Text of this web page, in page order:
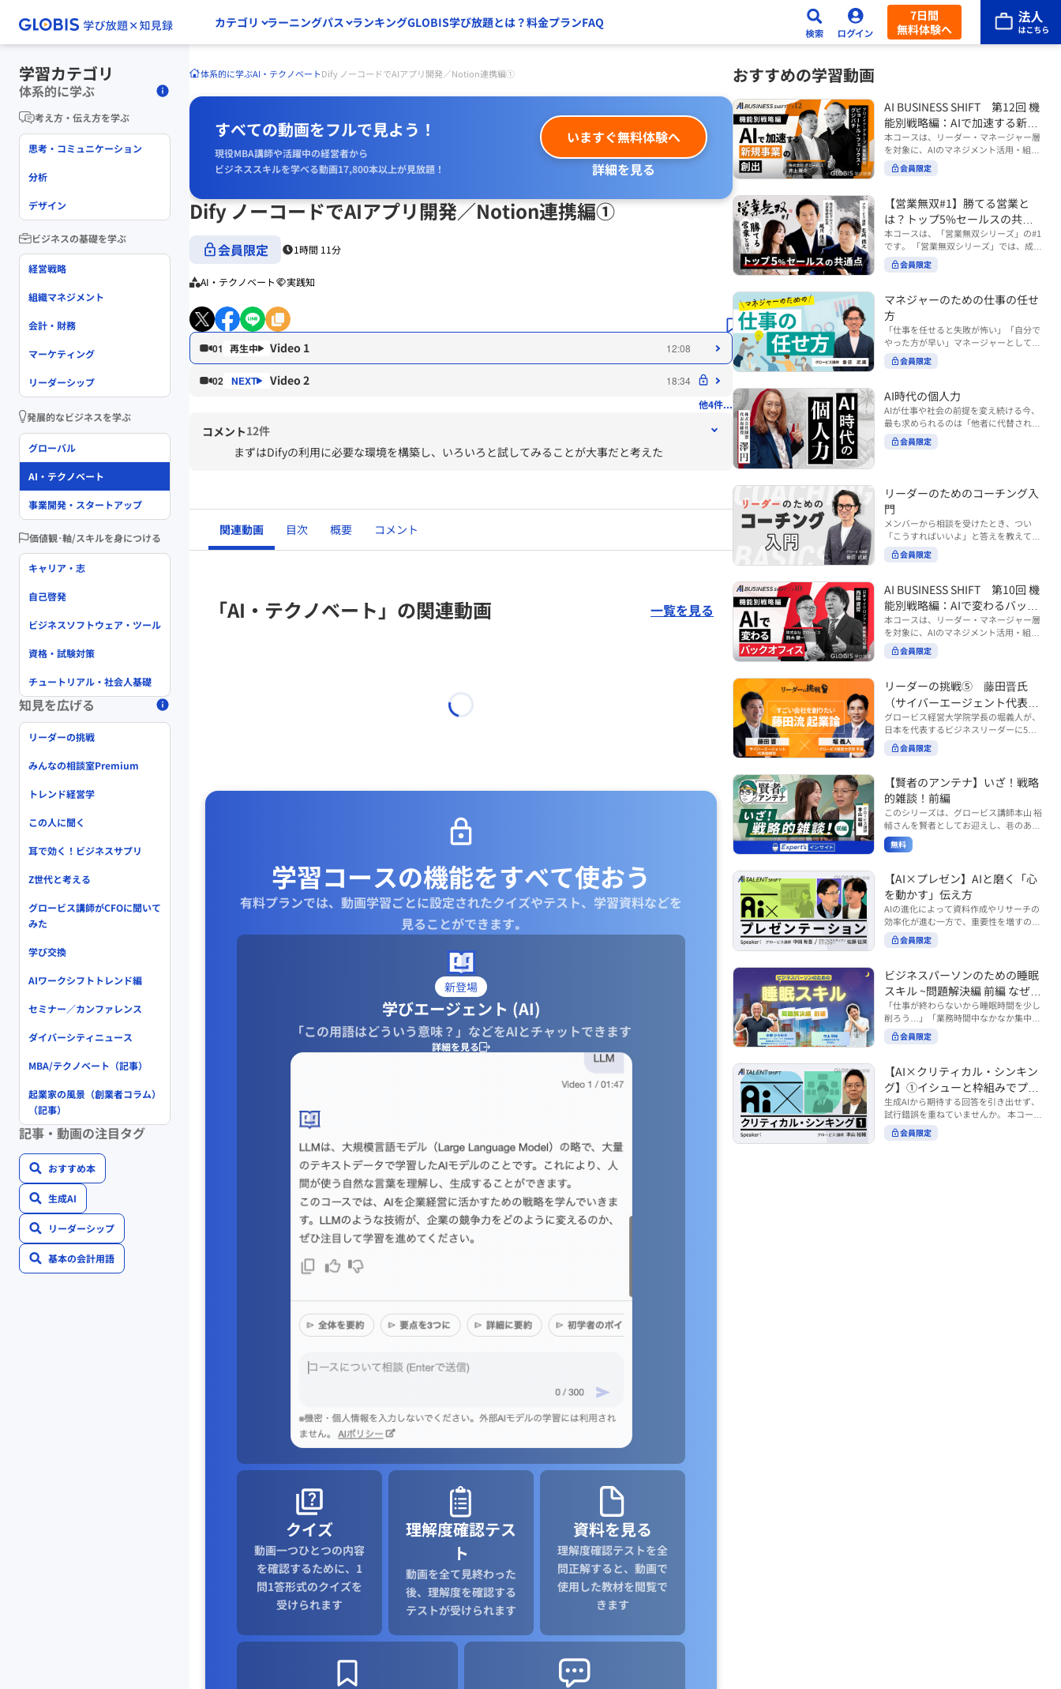
カテゴリ ラーニングパス ランキングGLOBIS学び放題とは？料金プランFAQ
7日間
無料体験へ
体系的に学ぶAI・テクノベートDify ノーコードでAIアプリ開発／Notion連携編①
すべての動画をフルで見よう！
現役MBA講師や活躍中の経営者から
ビジネススキルを学べる動画17,800本以上が見放題！
いますぐ無料体験へ
詳細を見る
Dify ノーコードでAIアプリ開発／Notion連携編①
会員限定 1時間 11分
AI・テクノベート 実践知
01 Video 1 12:08
02 Video 2
18:34
他4件...
コメント12件
まずはDifyの利用に必要な環境を構築し、いろいろと試してみることが大事だと考えた
関連動画 目次 概要 コメント
「AI・テクノベート」の関連動画 一覧を見る
学習コースの機能をすべて使おう
有料プランでは、動画学習ごとに設定されたクイズやテスト、学習資料などを
見ることができます｡
新登場
学びエージェント (AI)
「この用語はどういう意味？」などをAIとチャットできます
詳細を見る
クイズ
動画一つひとつの内容
を確認するために、1
問1答形式のクイズを
受けられます
理解度確認テス
ト
動画を全て見終わった
後、理解度を確認する
テストが受けられます
資料を見る
理解度確認テストを全
問正解すると、動画で
使用した教材を閲覧で
きます
おすすめの学習動画
AI BUSINESS SHIFT 第12回 機
能別戦略編：AIで加速する新規
事業の創出
本コースは、リーダー・マネージャー層
を対象に、AIのマネジメント活用・組織
活用を体系的に学ぶ 『AI BUSINESS SHI
FTシリーズ（全12回）』の第12回で
る新規事業の創出」では、新規事業やス
タートアップを取り巻く環境がどのよう
に変化しているのかを俯瞰し、新たな価
値創造と非連続な成長を生み出すため
に、AI時代における事業機会の捉え方
や、成功確率を高めるための考え方につ
携わるリーダー・マネージャーの方 ・AI
を活用して事業創出のスピードや成功確
率を高めたい方 ・AI時代における新規事
業リーダーの役割やマインドセットを学
びたい方 ■AIシフトシリーズとは？ 『AI
BUSINESS SHIFTシリーズ』は以下の3
す。（順次公開） https://unlimited.glo
bis.co.jp/ja/tags/AI%E3%83%93%E3%8
2%B8%E3%83%8D%E3%82%B9%E3%
82%B7%E3%83%95%E3%83%88 ・基
礎編（第1回〜3回）：リーダーやマネー
のリーダーシップや組織変革を中心に学
ぶコース ・機能別戦略編（第8回〜12
回）：AI時代における機能別での戦略の
あり方を中心に学ぶコース より実践的な
AIツールの活用法について学びたい方は
『AI WORK SHIFTシリーズ』をご視聴く
3%BC%E3%82%AF%E3%82%B7%E3%
83%95%E3%83%88 ※本コースは、AIの
マネジメント活用を学ぶ「AIビジネスシ
フト」シリーズの一環として提供してい
ます。 ※本動画は、制作時点の情報に基
づき作成したものです（2026年03月制
会員限定
【営業無双#1】勝てる営業と
は？トップ5%セールスの共通
点
本コースは、「営業無双シリーズ」の#1
です。 「営業無双シリーズ」では、成約
率アップに向けて、お客様に選ばれ続け
る無双の営業になるための実践的な考え
（#2以降は順次公開） 本コースでは、
「勝てる営業とは？トップ5%セールス
の共通点」をテーマに BtoBでお客様に
選ばれる営業の役割 トップ5％のセール
スに共通する行動や考え方 成果につなが
る実践的なポイント などを解説します。
◾️こんな方におすすめ 提案しても顧客に
が多い方 顧客の本当の課題や決裁者の判
断基準をつかみきれず、案件が前に進ま
ない方 再現性のある営業テクニックを身
につけたい方 ※本動画は、制作時点の情
報に基づき作成したものです（2026年7
会員限定
マネジャーのための仕事の任せ
方
「仕事を任せると失敗が怖い」「自分で
やった方が早い」マネージャーとしてメ
ンバーやチームの力を引き出しながら成
果を上げるには、どのように仕事を任せ
い時代において、マネージャーとして成
果を上げ続けるためには、メンバーの個
性や特性を理解し、それに合わせた効果
的な任せ方を身につけることが重要で
す。このコースでは、ソーシャルスタイ
し、自身のリーダーシップを発揮できる
ようになっていきます。 ※本動画は、制
作時点の情報に基づき作成したものです
（2024年12月制作）
会員限定
AI時代の個人力
AIが仕事や社会の前提を変え続ける今、
最も求められるのは「他者に代替されな
い個としての力」“個人力”です。 本コー
スでは、澤円氏の著書『個人力』をもと
ーマは、「Being（ありたい自分）」を
中心に据え、自ら考え（Think）、変化
し（Transform）、協働する（Collabor
ate）ことで、自分らしい価値を発揮し
ていくこと。 リスキリングやAI活用が叫
ばれる今こそ、スキルより先に“自分の
軸”を問うことが重要です。 あなたは何
か？ このコースは、あなたが“ありたい
自分”として生き、キャリアをデザイン
していくための思考と行動のガイドにな
ります。 ※本動画は、制作時点の情報に
基づき作成したものです（2025年11月
制作）
会員限定
リーダーのためのコーチング入
門
メンバーから相談を受けたとき、つい
「こうすればいいよ」と答えを教えてし
まう。 あるいは、「自分で考えてほし
い」と思うあまり、すべて任せきりにし
つつ、自律的に仕事を進めてもらうため
にはどうすればよいのか。 こうした悩み
に直面するリーダー・マネージャーの方
は多いのではないでしょうか。 変化が激
しく、正解のない現代においては、指示
や助言にとどまらず、メンバーの思考を
引き出し、自律的な行動を促す「コーチ
す。 本コースでは、基礎的なコーチング
の考え方を押さえたうえで、実際の職場
で起こりがちな事例をもとに、相手の思
考と行動を引き出す関わり方を学びま
す。 また、代表的なコーチングのフレー
ムワークである「GROWモデル」を取り
の主体性を引き出していくのかを、わか
りやすく解説します。 メンバーとの対話
を、成長を促す機会へと変えていく。そ
の第一歩としておすすめのコースです。
コース内で紹介している「傾聴力」を深
めたい方は、こちらも合わせてご覧くだ
さい。 ・傾聴力 ~リーダーのための聴く
is.co.jp/ja/courses/fe285262/learn/step
s/59808 ・傾聴力 ~リーダーのための聴
く技術~（実践編） https://unlimited.gl
obis.co.jp/ja/courses/01d24a39/learn/s
teps/59813 ※本動画は、制作時点の情
報に基づき作成したものです（2026年6
月制作）
会員限定
AI BUSINESS SHIFT 第10回 機
能別戦略編：AIで変わるバック
オフィス
本コースは、リーダー・マネージャー層
を対象に、AIのマネジメント活用・組織
活用を体系的に学ぶ 『AI BUSINESS SHI
FTシリーズ（全12回）』の第10回で
バックオフィス」では、人事・総務・労
務・経理・情報システムなどのバックオ
フィス領域において、定型業務の自動化
や効率化といった現場レベルのAI活用だ
けでなく、いかにして経営や戦略に貢献
する存在へと進化していくのかについて
考えを深め、学んでいきます。 ■こんな
理・情シスなど、バックオフィス部門を
率いるリーダー・マネージャーの方 ・バ
ックオフィス業務へのAI活用やDX推進を
担っている方 ・AI時代におけるバックオ
フィスの役割や戦略のあり方を考えたい
方 ■AIシフトシリーズとは？ 『AI BUSI
で設計された全12回のシリーズです。
（順次公開） https://unlimited.globis.c
o.jp/ja/tags/AI%E3%83%93%E3%82%B
8%E3%83%8D%E3%82%B9%E3%82%
B7%E3%83%95%E3%83%88 ・基礎編
（第1回〜3回）：リーダーやマネージャ
ーに求められる、AI時代の基礎的なリテ
ジメント編（第4回〜7回）：AI時代のリ
ーダーシップや組織変革を中心に学ぶコ
ース ・機能別戦略編（第8回〜12回）：
AI時代における機能別での戦略のあり方
を中心に学ぶコース より実践的なAIツー
ルの活用法について学びたい方は『AI W
earch?tag=AI%E3%83%AF%E3%83%B
C%E3%82%AF%E3%82%B7%E3%83%
95%E3%83%88 ※本コースは、AIのマネ
ジメント活用を学ぶ「AIビジネスシフ
ト」シリーズの一環として提供していま
す。 ※本動画は、制作時点の情報に基づ
会員限定
リーダーの挑戦⑤ 藤田晋氏
（サイバーエージェント代表取
締役）
グロービス経営大学院学長の堀義人が、
日本を代表するビジネスリーダーに5つ
の質問（能力開発／挑戦／試練／仲間／
志）を投げかけ、その人生哲学を解き明
ーエージェント代表取締役の藤田晋氏。
起業の理由、経営をどうやって学んだ
か、アメーバブログ・ABEMAの立ち上
げ、経営チームづくりについてなど聞い
ていきます。（肩書きは2020年12月11
日撮影当時のもの） 藤田 晋 サイバー
ス・キャピタル・パートナーズ 代表パ
ートナー
会員限定
【賢者のアンテナ】いざ！戦略
的雑談！前編
このシリーズは、グロービス講師本山 裕
輔さんを賢者としてお迎えし、巷のあり
とあらゆるものを独自の視点で紐解き、
皆様の学びの意欲を刺激するコンテンツ
期配信されます。 取り上げて欲しいご質
問やテーマ、感想を随時受け付けていま
す。 グーグルフォーム（https://forms.g
le/qqoBYuRUmUYz4scC6） または グ
ロ放題編集部員のX（https://x.com/mai
rakobayashi） まで、ぜひご要望をお
6月制作）
無料
【AI×プレゼン】AIと磨く「心
を動かす」伝え方
AIの進化によって資料作成やリサーチの
効率化が進む一方で、重要性を増すのが
「伝える力」です。本コースでは、AI時
代のプレゼンに求められるデリバリース
を客観的に評価し、改善できるAI活用法
も紹介。大事な場面で「心を動かす」プ
レゼンをしたい方におすすめです。関連
コース「プレゼンテーションスキル」も
併せてご覧ください。 ▼プレゼン動画分
析プロンプト（辛口） https://hodai.glo
bis.co.jp/learning_documents/6f976cd
ル https://unlimited.globis.co.jp/ja/co
urses/598f3254/ ※本コースは、AI時代
のビジネススキルを学ぶ「AIタレントシ
フト」シリーズの一環として提供してい
ます。 https://unlimited.globis.co.jp/j
a/tags/AI%E3%82%BF%E3%83%AC%E
会員限定
ビジネスパーソンのための睡眠
スキル ~問題解決編 前編 なぜ眠
れないのか？~
「仕事が終わらないから睡眠時間を少し
削ろう…」「業務時間中なかなか集中で
きない…」「毎日朝起きるのがつら
い…」。 あなたはこのような経験をした
トの時間をやりくりするために、真っ先
に削りがちなのが「睡眠」時間。 実は
今、日本社会は世界と比較して「最も眠
らない国」だということもわかってきて
います。 慢性的な睡眠不足は、心身の健
康に悪影響なだけでなく、仕事のパフォ
ーマンスにも当然大きな影響を与え、社
会員限定
【AI×クリティカル・シンキン
グ】①イシューと枠組みでプロ
ンプトを磨く
生成AIから期待する回答を引き出せず、
試行錯誤を重ねていませんか。 本コース
では、生成AI活用の質を高める鍵とし
て、クリティカル・シンキングの視点か
会員限定
学習カテゴリ
体系的に学ぶ
考え方・伝え方を学ぶ
思考・コミュニケーション
分析
デザイン
ビジネスの基礎を学ぶ
経営戦略
組織マネジメント
会計・財務
マーケティング
リーダーシップ
発展的なビジネスを学ぶ
グローバル
AI・テクノベート
事業開発・スタートアップ
価値観･軸/スキルを身につける
キャリア・志
自己啓発
ビジネスソフトウェア・ツール
資格・試験対策
チュートリアル・社会人基礎
知見を広げる
リーダーの挑戦
みんなの相談室Premium
トレンド経営学
この人に聞く
耳で効く！ビジネスサプリ
Z世代と考える
グロービス講師がCFOに聞いて
みた
学び交換
AIワークシフトトレンド編
セミナー／カンファレンス
ダイバーシティニュース
MBA/テクノベート（記事）
起業家の風景（創業者コラム）
（記事）
記事・動画の注目タグ
おすすめ本
生成AI
リーダーシップ
基本の会計用語